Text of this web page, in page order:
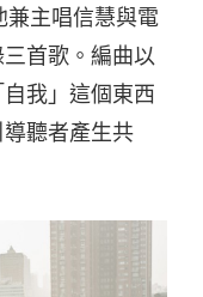
兼主唱信慧與電
首歌。編曲以
我」這個東西
聽者產生共